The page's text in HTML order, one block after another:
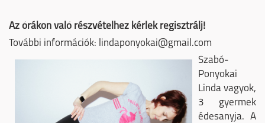
Az órákon való részvételhez kérlek regisztrálj!
További információk: lindaponyokai@gmail.com
Szabó-
Ponyokai
Linda vagyok,
3 gyermek
édesanyja. A